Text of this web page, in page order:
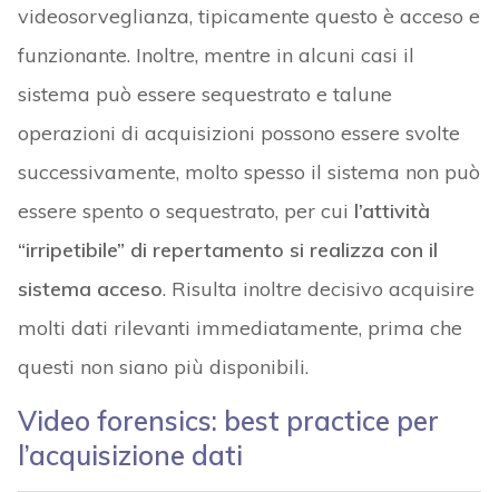
videosorveglianza, tipicamente questo è acceso e
funzionante. Inoltre, mentre in alcuni casi il
sistema può essere sequestrato e talune
operazioni di acquisizioni possono essere svolte
successivamente, molto spesso il sistema non può
essere spento o sequestrato, per cui l’attività
“irripetibile” di repertamento si realizza con il
sistema acceso. Risulta inoltre decisivo acquisire
molti dati rilevanti immediatamente, prima che
questi non siano più disponibili.
Video forensics: best practice per
l’acquisizione dati